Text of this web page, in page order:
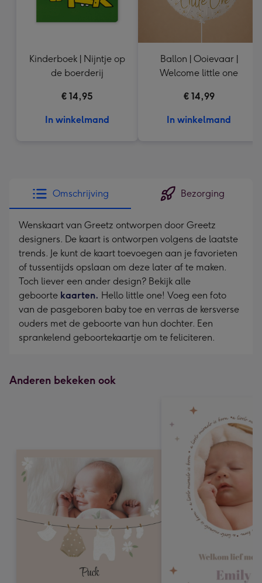
Kinderboek | Nijntje op
de boerderij
€ 14,95
In winkelmand
Ballon | Ooievaar |
Welcome little one
€ 14,99
In winkelmand
Omschrijving Bezorging
Wenskaart van Greetz ontworpen door Greetz
designers. De kaart is ontworpen volgens de laatste
trends. Je kunt de kaart toevoegen aan je favorieten
of tussentijds opslaan om deze later af te maken.
Toch liever een ander design? Bekijk alle
geboorte kaarten. Hello little one! Voeg een foto
van de pasgeboren baby toe en verras de kersverse
ouders met de geboorte van hun dochter. Een
sprankelend geboortekaartje om te feliciteren.
Anderen bekeken ook